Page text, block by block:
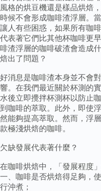
風格的烘豆機還是樣品烘焙
時候不會形成咖啡渣浮層。
讓人有些困惑，如果所有咖
代表著它們比其他杯咖啡更
啡渣浮層的咖啡破渣會造成
焙出了問題？
好消息是咖啡渣本身並不會
響。在我們最近關於杯測的
水後立即攪拌杯測杯以防止
到咖啡的萃取。此外，即使
然能夠提高萃取。然而，浮
款極淺烘焙的咖啡。
欠缺發展代表著什麼？
在咖啡烘焙中，「發展程度
一、咖啡是否烘焙得足夠，
行沖煮；